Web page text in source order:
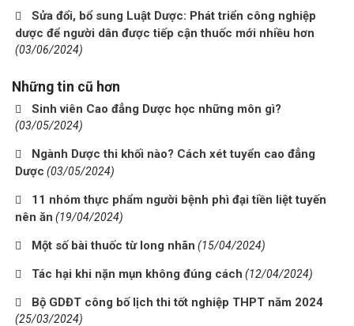
Sửa đổi, bổ sung Luật Dược: Phát triển công nghiệp
dược để người dân được tiếp cận thuốc mới nhiều hơn
(03/06/2024)
Những tin cũ hơn
Sinh viên Cao đẳng Dược học những môn gì?
(03/05/2024)
Ngành Dược thi khối nào? Cách xét tuyển cao đẳng
Dược (03/05/2024)
11 nhóm thực phẩm người bệnh phì đại tiền liệt tuyến
nên ăn (19/04/2024)
Một số bài thuốc từ long nhãn (15/04/2024)
Tác hại khi nặn mụn không đúng cách (12/04/2024)
Bộ GDĐT công bố lịch thi tốt nghiệp THPT năm 2024
(25/03/2024)